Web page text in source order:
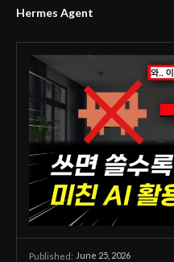
Hermes Agent
Published: June 25, 2026